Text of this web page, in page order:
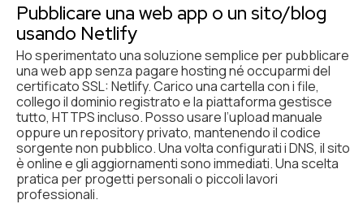
Pubblicare una web app o un sito/blog
usando Netlify
Ho sperimentato una soluzione semplice per pubblicare
una web app senza pagare hosting né occuparmi del
certificato SSL: Netlify. Carico una cartella con i file,
collego il dominio registrato e la piattaforma gestisce
tutto, HTTPS incluso. Posso usare l’upload manuale
oppure un repository privato, mantenendo il codice
sorgente non pubblico. Una volta configurati i DNS, il sito
è online e gli aggiornamenti sono immediati. Una scelta
pratica per progetti personali o piccoli lavori
professionali.